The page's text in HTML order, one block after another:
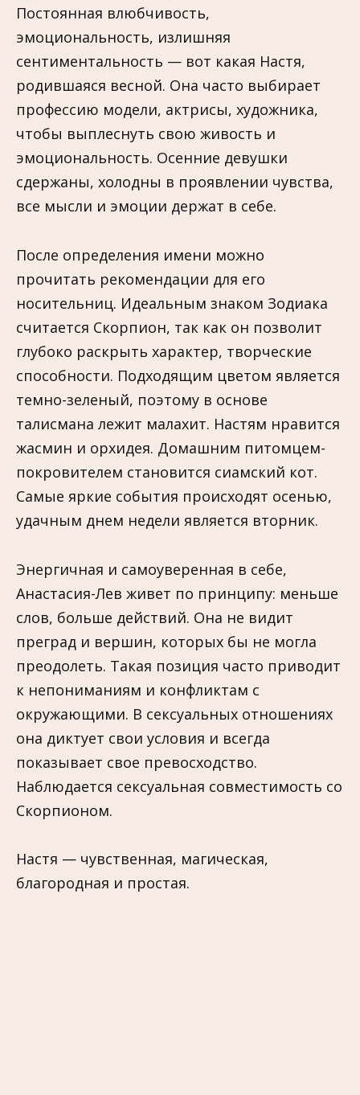
Постоянная влюбчивость,
эмоциональность, излишняя
сентиментальность — вот какая Настя,
родившаяся весной. Она часто выбирает
профессию модели, актрисы, художника,
чтобы выплеснуть свою живость и
эмоциональность. Осенние девушки
сдержаны, холодны в проявлении чувства,
все мысли и эмоции держат в себе.
После определения имени можно
прочитать рекомендации для его
носительниц. Идеальным знаком Зодиака
считается Скорпион, так как он позволит
глубоко раскрыть характер, творческие
способности. Подходящим цветом является
темно-зеленый, поэтому в основе
талисмана лежит малахит. Настям нравится
жасмин и орхидея. Домашним питомцем-
покровителем становится сиамский кот.
Самые яркие события происходят осенью,
удачным днем недели является вторник.
Энергичная и самоуверенная в себе,
Анастасия-Лев живет по принципу: меньше
слов, больше действий. Она не видит
преград и вершин, которых бы не могла
преодолеть. Такая позиция часто приводит
к непониманиям и конфликтам с
окружающими. В сексуальных отношениях
она диктует свои условия и всегда
показывает свое превосходство.
Наблюдается сексуальная совместимость со
Скорпионом.
Настя — чувственная, магическая,
благородная и простая.